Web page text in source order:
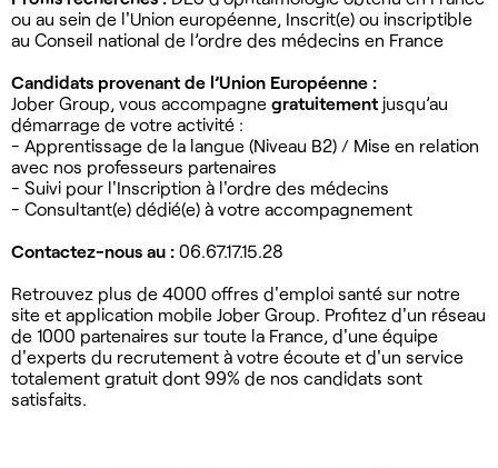
ou au sein de l'Union européenne, Inscrit(e) ou inscriptible
au Conseil national de l’ordre des médecins en France
Candidats provenant de l’Union Européenne :
Jober Group, vous accompagne gratuitement jusqu’au
démarrage de votre activité :
- Apprentissage de la langue (Niveau B2) / Mise en relation
avec nos professeurs partenaires
- Suivi pour l'Inscription à l'ordre des médecins
- Consultant(e) dédié(e) à votre accompagnement
Contactez-nous au : 06.67.17.15.28
Retrouvez plus de 4000 offres d'emploi santé sur notre
site et application mobile Jober Group. Profitez d'un réseau
de 1000 partenaires sur toute la France, d'une équipe
d'experts du recrutement à votre écoute et d'un service
totalement gratuit dont 99% de nos candidats sont
satisfaits.